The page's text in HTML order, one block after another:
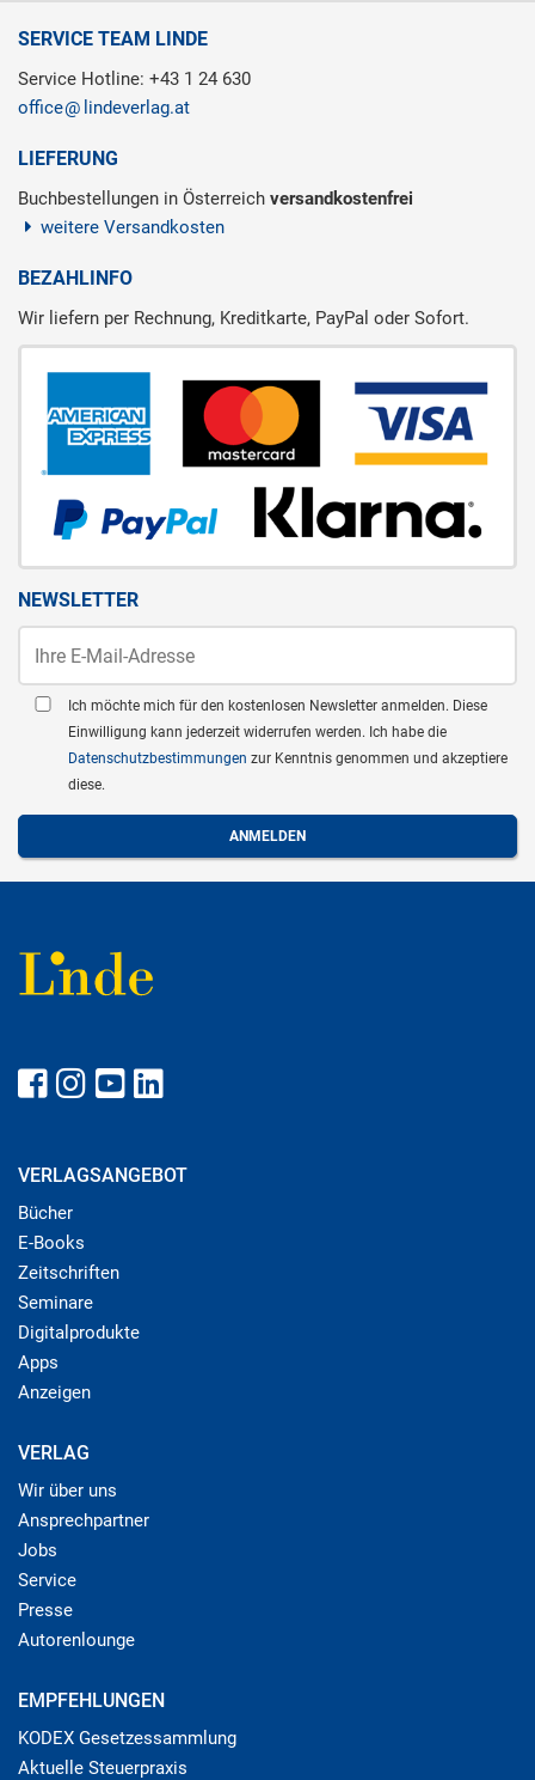
SERVICE TEAM LINDE
Service Hotline: +43 1 24 630
office
lindeverlag.at
LIEFERUNG
Buchbestellungen in Österreich versandkostenfrei
weitere Versandkosten
BEZAHLINFO
Wir liefern per Rechnung, Kreditkarte, PayPal oder Sofort.
NEWSLETTER
Ich möchte mich für den kostenlosen Newsletter anmelden. Diese
Einwilligung kann jederzeit widerrufen werden. Ich habe die
Datenschutzbestimmungen zur Kenntnis genommen und akzeptiere
diese.
VERLAGSANGEBOT
Bücher
E-Books
Zeitschriften
Seminare
Digitalprodukte
Apps
Anzeigen
VERLAG
Wir über uns
Ansprechpartner
Jobs
Service
Presse
Autorenlounge
EMPFEHLUNGEN
KODEX Gesetzessammlung
Aktuelle Steuerpraxis